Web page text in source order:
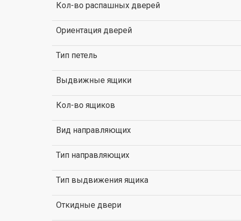
Кол-во распашных дверей
Ориентация дверей
Тип петель
Выдвижные ящики
Кол-во ящиков
Вид направляющих
Тип направляющих
Тип выдвижения ящика
Откидные двери